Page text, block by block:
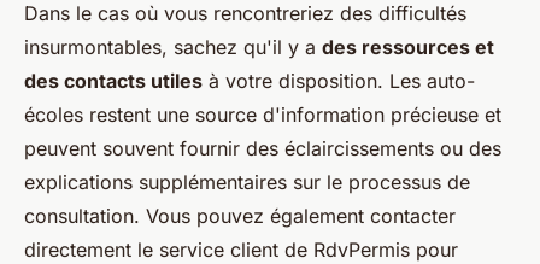
Dans le cas où vous rencontreriez des difficultés
insurmontables, sachez qu'il y a des ressources et
des contacts utiles à votre disposition. Les auto-
écoles restent une source d'information précieuse et
peuvent souvent fournir des éclaircissements ou des
explications supplémentaires sur le processus de
consultation. Vous pouvez également contacter
directement le service client de RdvPermis pour